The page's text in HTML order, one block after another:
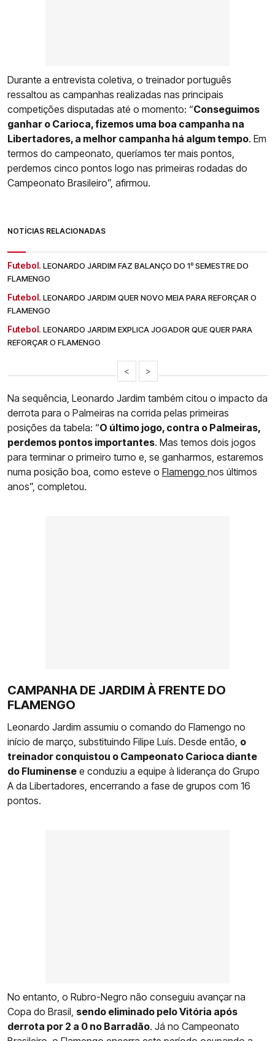
Durante a entrevista coletiva, o treinador português
ressaltou as campanhas realizadas nas principais
competições disputadas até o momento: “Conseguimos
ganhar o Carioca, fizemos uma boa campanha na
Libertadores, a melhor campanha há algum tempo. Em
termos do campeonato, queríamos ter mais pontos,
perdemos cinco pontos logo nas primeiras rodadas do
Campeonato Brasileiro”, afirmou.
NOTÍCIAS RELACIONADAS
Futebol. LEONARDO JARDIM FAZ BALANÇO DO 1º SEMESTRE DO
FLAMENGO
Futebol. LEONARDO JARDIM QUER NOVO MEIA PARA REFORÇAR O
FLAMENGO
Futebol. LEONARDO JARDIM EXPLICA JOGADOR QUE QUER PARA
REFORÇAR O FLAMENGO
< >
Na sequência, Leonardo Jardim também citou o impacto da
derrota para o Palmeiras na corrida pelas primeiras
posições da tabela: “O último jogo, contra o Palmeiras,
perdemos pontos importantes. Mas temos dois jogos
para terminar o primeiro turno e, se ganharmos, estaremos
numa posição boa, como esteve o Flamengo nos últimos
anos”, completou.
CAMPANHA DE JARDIM À FRENTE DO
FLAMENGO
Leonardo Jardim assumiu o comando do Flamengo no
início de março, substituindo Filipe Luís. Desde então, o
treinador conquistou o Campeonato Carioca diante
do Fluminense e conduziu a equipe à liderança do Grupo
A da Libertadores, encerrando a fase de grupos com 16
pontos.
No entanto, o Rubro-Negro não conseguiu avançar na
Copa do Brasil, sendo eliminado pelo Vitória após
derrota por 2 a 0 no Barradão. Já no Campeonato